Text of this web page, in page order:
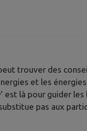
trouver des
et les
est là pour guider
pas aux